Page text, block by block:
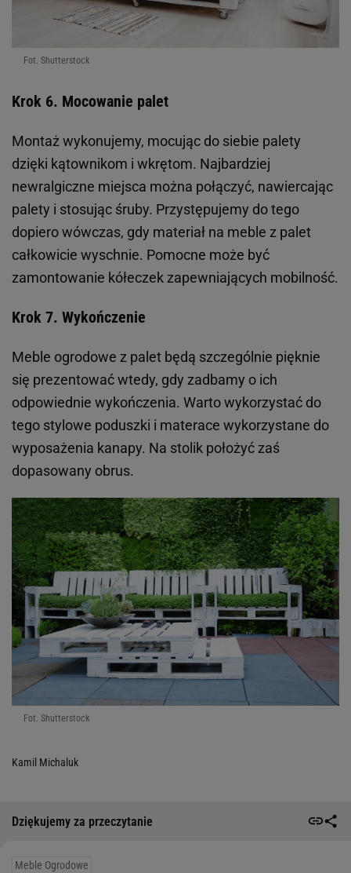
Fot. Shutterstock
Krok 6. Mocowanie palet
Montaż wykonujemy, mocując do siebie palety
dzięki kątownikom i wkrętom. Najbardziej
newralgiczne miejsca można połączyć, nawiercając
palety i stosując śruby. Przystępujemy do tego
dopiero wówczas, gdy materiał na meble z palet
całkowicie wyschnie. Pomocne może być
zamontowanie kółeczek zapewniających mobilność.
Krok 7. Wykończenie
Meble ogrodowe z palet będą szczególnie pięknie
się prezentować wtedy, gdy zadbamy o ich
odpowiednie wykończenia. Warto wykorzystać do
tego stylowe poduszki i materace wykorzystane do
wyposażenia kanapy. Na stolik położyć zaś
dopasowany obrus.
Fot. Shutterstock
Kamil Michaluk
Dziękujemy za przeczytanie
Meble Ogrodowe